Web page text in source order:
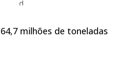
milhões de toneladas